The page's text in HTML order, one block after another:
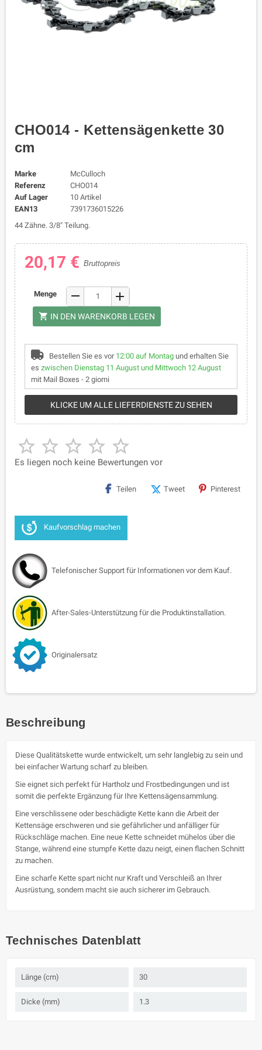
CHO014 - Kettensägenkette 30
cm
Marke
McCulloch
Referenz
CHO014
Auf Lager
10 Artikel
EAN13
7391736015226
44 Zähne. 3/8" Teilung.
20,17 € Bruttopreis
Menge remove add
shopping_cart IN DEN WARENKORB LEGEN
Bestellen Sie es vor 12:00 auf Montag und erhalten Sie
es zwischen Dienstag 11 August und Mittwoch 12 August
mit Mail Boxes - 2 giorni
KLICKE UM ALLE LIEFERDIENSTE ZU SEHEN
    
Es liegen noch keine Bewertungen vor
Teilen Tweet Pinterest
Kaufvorschlag machen
Telefonischer Support für Informationen vor dem Kauf.
After-Sales-Unterstützung für die Produktinstallation.
Originalersatz
Beschreibung
Diese Qualitätskette wurde entwickelt, um sehr langlebig zu sein und
bei einfacher Wartung scharf zu bleiben.
Sie eignet sich perfekt für Hartholz und Frostbedingungen und ist
somit die perfekte Ergänzung für Ihre Kettensägensammlung.
Eine verschlissene oder beschädigte Kette kann die Arbeit der
Kettensäge erschweren und sie gefährlicher und anfälliger für
Rückschläge machen. Eine neue Kette schneidet mühelos über die
Stange, während eine stumpfe Kette dazu neigt, einen flachen Schnitt
zu machen.
Eine scharfe Kette spart nicht nur Kraft und Verschleiß an Ihrer
Ausrüstung, sondern macht sie auch sicherer im Gebrauch.
Technisches Datenblatt
Länge (cm) 30
Dicke (mm) 1.3